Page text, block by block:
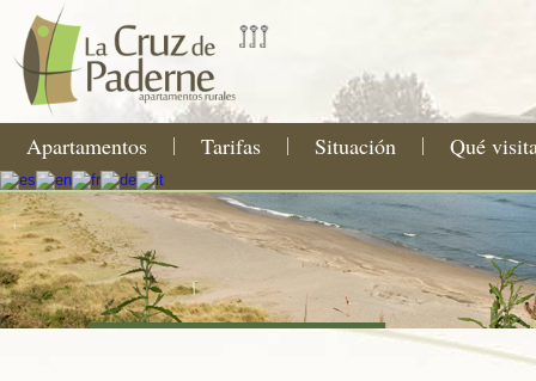
Apartamentos Tarifas Situación Qué